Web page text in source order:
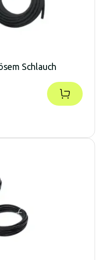
Schlauch